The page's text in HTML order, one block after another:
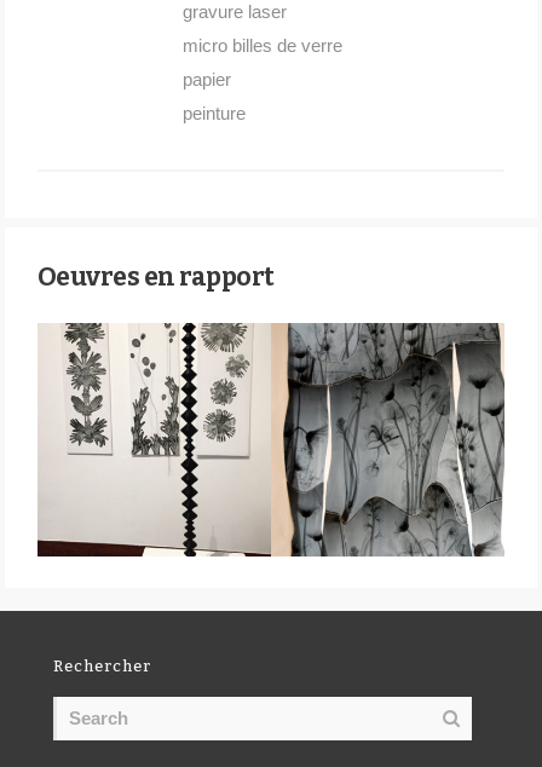
gravure laser
micro billes de verre
papier
peinture
Oeuvres en rapport
Rechercher